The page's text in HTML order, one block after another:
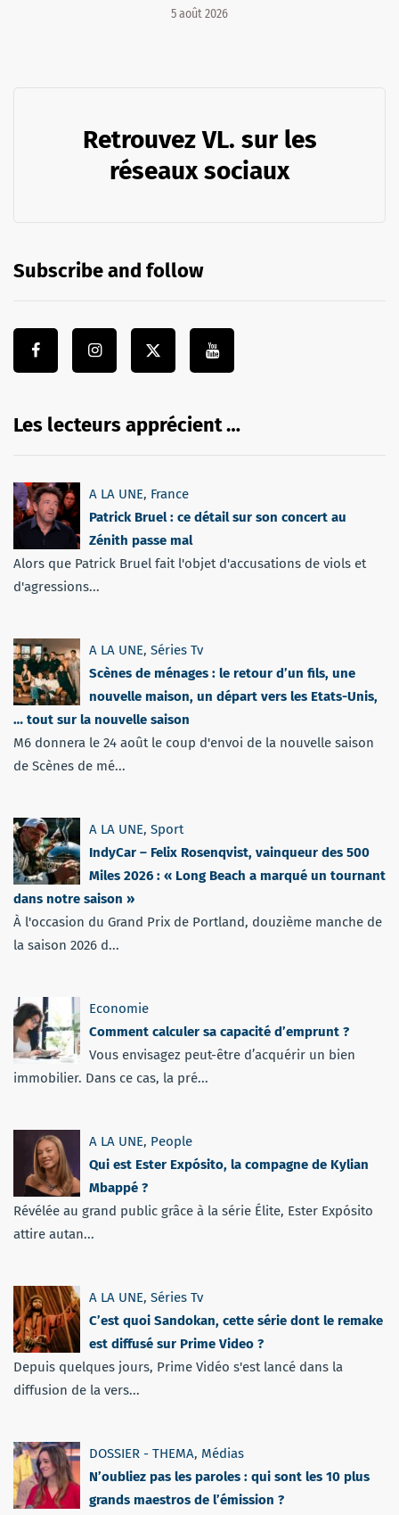
5 août 2026
Retrouvez VL. sur les
réseaux sociaux
Subscribe and follow
Les lecteurs apprécient …
A LA UNE, France
Patrick Bruel : ce détail sur son concert au
Zénith passe mal
Alors que Patrick Bruel fait l'objet d'accusations de viols et
d'agressions...
A LA UNE, Séries Tv
Scènes de ménages : le retour d’un fils, une
nouvelle maison, un départ vers les Etats-Unis,
… tout sur la nouvelle saison
M6 donnera le 24 août le coup d'envoi de la nouvelle saison
de Scènes de mé...
A LA UNE, Sport
IndyCar – Felix Rosenqvist, vainqueur des 500
Miles 2026 : « Long Beach a marqué un tournant
dans notre saison »
À l'occasion du Grand Prix de Portland, douzième manche de
la saison 2026 d...
Economie
Comment calculer sa capacité d’emprunt ?
Vous envisagez peut-être d’acquérir un bien
immobilier. Dans ce cas, la pré...
A LA UNE, People
Qui est Ester Expósito, la compagne de Kylian
Mbappé ?
Révélée au grand public grâce à la série Élite, Ester Expósito
attire autan...
A LA UNE, Séries Tv
C’est quoi Sandokan, cette série dont le remake
est diffusé sur Prime Video ?
Depuis quelques jours, Prime Vidéo s'est lancé dans la
diffusion de la vers...
DOSSIER - THEMA, Médias
N’oubliez pas les paroles : qui sont les 10 plus
grands maestros de l’émission ?